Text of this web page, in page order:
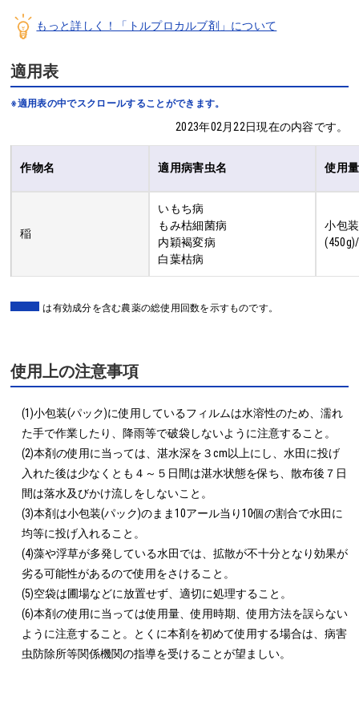
もっと詳しく！「トルプロカルブ剤」について
適用表
※適用表の中でスクロールすることができます。
2023年02月22日現在の内容です。
作物名 適用病害虫名 使用量
稲
いもち病
もみ枯細菌病
内穎褐変病
白葉枯病
小包
は有効成分を含む農薬の総使用回数を示すものです。
使用上の注意事項
(1)小包装(パック)に使用しているフィルムは水溶性のため、濡れ
た手で作業したり、降雨等で破袋しないように注意すること。
(2)本剤の使用に当っては、湛水深を３cm以上にし、水田に投げ
入れた後は少なくとも４～５日間は湛水状態を保ち、散布後７日
間は落水及びかけ流しをしないこと。
(3)本剤は小包装(パック)のまま10アール当り10個の割合で水田に
均等に投げ入れること。
(4)藻や浮草が多発している水田では、拡散が不十分となり効果が
劣る可能性があるので使用をさけること。
(5)空袋は圃場などに放置せず、適切に処理すること。
(6)本剤の使用に当っては使用量、使用時期、使用方法を誤らない
ように注意すること。とくに本剤を初めて使用する場合は、病害
虫防除所等関係機関の指導を受けることが望ましい。